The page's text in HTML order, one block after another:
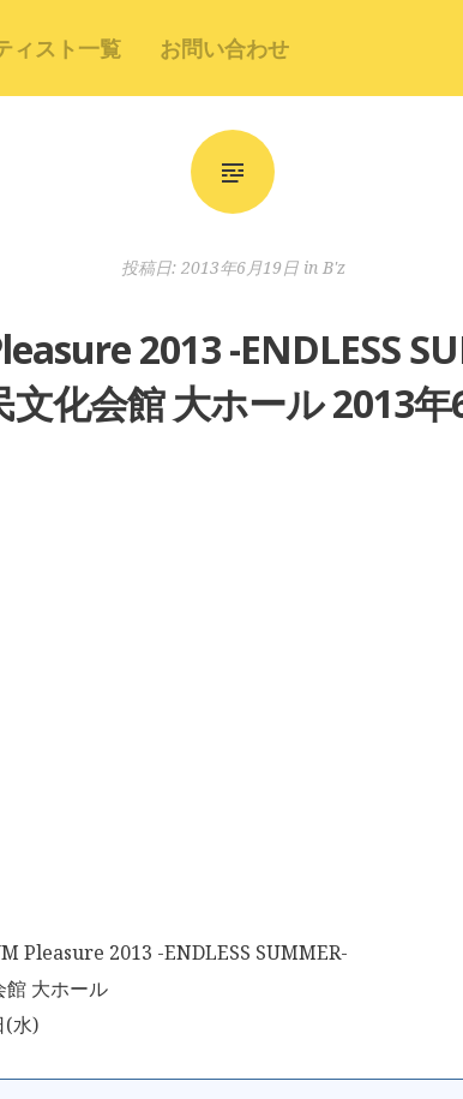
ィスト一覧 お問い合わせ
投稿日: 2013年6月19日in B'z
2013 -ENDLESS
文化会館 大ホール 2013
Pleasure 2013 -ENDLESS SUMMER-
館 大ホール
(水)